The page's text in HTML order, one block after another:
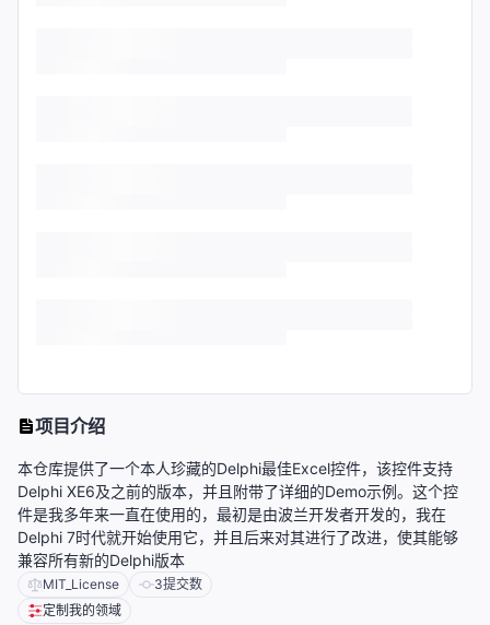
项目介绍
本仓库提供了一个本人珍藏的Delphi最佳Excel控件，该控件支持
Delphi XE6及之前的版本，并且附带了详细的Demo示例。这个控
件是我多年来一直在使用的，最初是由波兰开发者开发的，我在
Delphi 7时代就开始使用它，并且后来对其进行了改进，使其能够
兼容所有新的Delphi版本
MIT_License 3提交数
定制我的领域